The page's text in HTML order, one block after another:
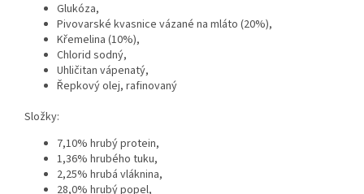
Glukóza,
Pivovarské kvasnice vázané na mláto (20%),
Křemelina (10%),
Chlorid sodný,
Uhličitan vápenatý,
Řepkový olej, rafinovaný
Složky:
7,10% hrubý protein,
1,36% hrubého tuku,
2,25% hrubá vláknina,
28,0% hrubý popel,